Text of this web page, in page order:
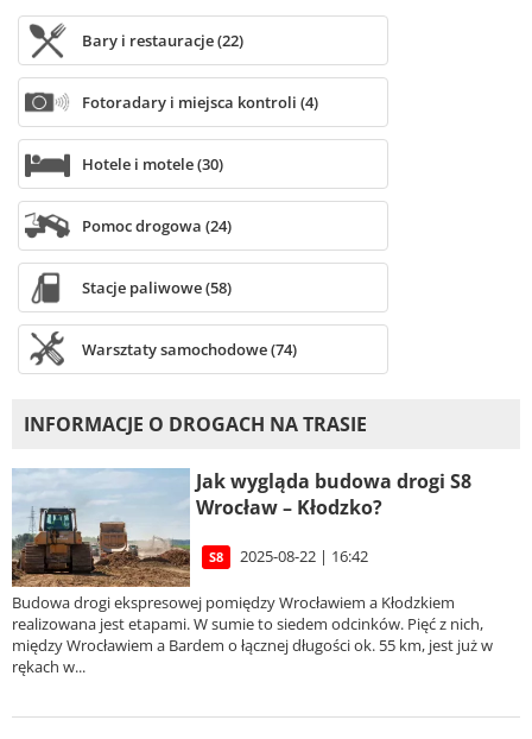
Bary i restauracje (22)
Fotoradary i miejsca kontroli (4)
Hotele i motele (30)
Pomoc drogowa (24)
Stacje paliwowe (58)
Warsztaty samochodowe (74)
INFORMACJE O DROGACH NA TRASIE
Jak wygląda budowa drogi S8
Wrocław – Kłodzko?
S8 2025-08-22 | 16:42
Budowa drogi ekspresowej pomiędzy Wrocławiem a Kłodzkiem
realizowana jest etapami. W sumie to siedem odcinków. Pięć z nich,
między Wrocławiem a Bardem o łącznej długości ok. 55 km, jest już w
rękach w...